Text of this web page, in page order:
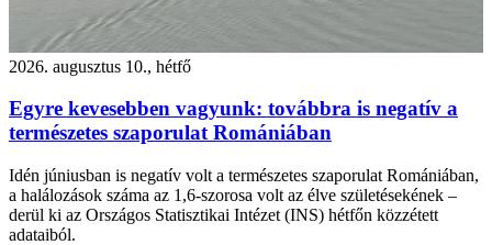
2026. augusztus 10., hétfő
Egyre kevesebben vagyunk: továbbra is negatív a
természetes szaporulat Romániában
Idén júniusban is negatív volt a természetes szaporulat Romániában,
a halálozások száma az 1,6-szorosa volt az élve születésekének –
derül ki az Országos Statisztikai Intézet (INS) hétfőn közzétett
adataiból.